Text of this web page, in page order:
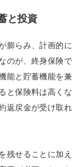
と投資
膨らみ、計画的に
のが、終身保険で
能と貯蓄機能を兼
と保険料は高くな
返戻金が受け取れ
残せることに加え